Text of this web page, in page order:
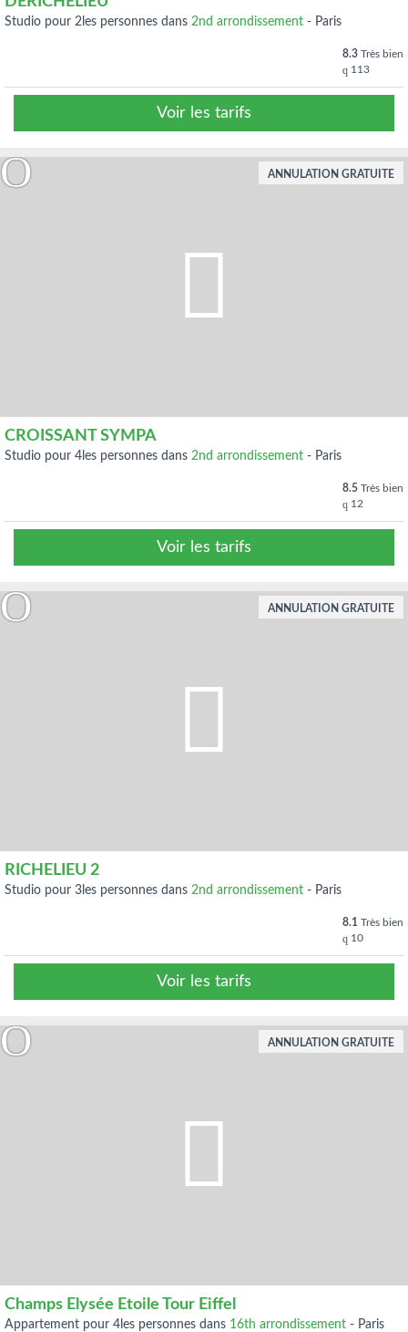
studio pour 2les personnes dans 2nd arrondissement - Paris
8.3 Très bien
113
Voir les tarifs
CROISSANT SYMPA
studio pour 4les personnes dans 2nd arrondissement - Paris
8.5 Très bien
12
Voir les tarifs
ANNULATION GRATUITE
RICHELIEU 2
studio pour 3les personnes dans 2nd arrondissement - Paris
8.1 Très bien
10
Voir les tarifs
ANNULATION GRATUITE
Champs Elysée Etoile Tour Eiffel
appartement pour 4les personnes dans 16th arrondissement - Paris
ANNULATION GRATUITE